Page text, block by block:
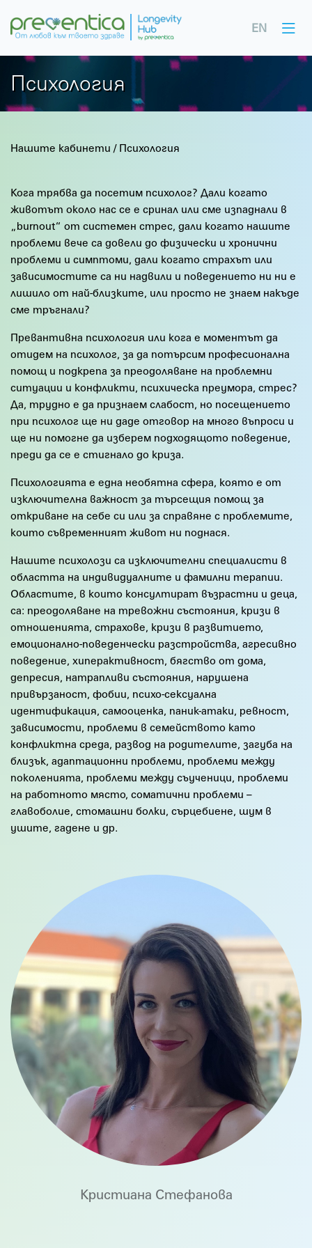
EN
Психология
Нашите кабинети / Психология
Кога трябва да посетим психолог? Дали когато
животът около нас се е сринал или сме изпаднали в
„burnout“ от системен стрес, дали когато нашите
проблеми вече са довели до физически и хронични
проблеми и симптоми, дали когато страхът или
зависимостите са ни надвили и поведението ни ни е
лишило от най-близките, или просто не знаем накъде
сме тръгнали?
Превантивна психология или кога е моментът да
отидем на психолог, за да потърсим професионална
помощ и подкрепа за преодоляване на проблемни
ситуации и конфликти, психическа преумора, стрес?
Да, трудно е да признаем слабост, но посещението
при психолог ще ни даде отговор на много въпроси и
ще ни помогне да изберем подходящото поведение,
преди да се е стигнало до криза.
Психологията е една необятна сфера, която е от
изключителна важност за търсещия помощ за
откриване на себе си или за справяне с проблемите,
които съвременният живот ни поднася.
Нашите психолози са изключителни специалисти в
областта на индивидуалните и фамилни терапии.
Областите, в които консултират възрастни и деца,
са: преодоляване на тревожни състояния, кризи в
отношенията, страхове, кризи в развитието,
емоционално-поведенчески разстройства, агресивно
поведение, хиперактивност, бягство от дома,
депресия, натрапливи състояния, нарушена
привързаност, фобии, психо-сексуална
идентификация, самооценка, паник-атаки, ревност,
зависимости, проблеми в семейството като
конфликтна среда, развод на родителите, загуба на
близък, адаптационни проблеми, проблеми между
поколенията, проблеми между съученици, проблеми
на работното място, соматични проблеми –
главоболие, стомашни болки, сърцебиене, шум в
ушите, гадене и др.
Кристиана Стефанова